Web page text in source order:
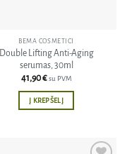
BEMA COSMETICI
Double Lifting Anti-Aging
serumas, 30ml
41,90€ su PVM
Į KREPŠELĮ